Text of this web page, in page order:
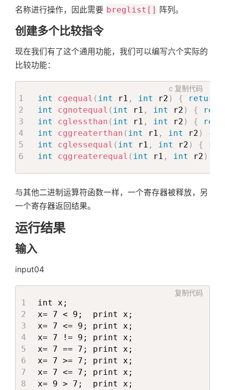
名称进行操作，因此需要 breglist[] 阵列。
创建多个比较指令
现在我们有了这个通用功能，我们可以编写六个实际的
比较功能：
c 复制代码
int cgequal ( int r1 , int r2 ) { return
int
cgnotequal ( int r1 , int r2 ) {
int
cglessthan ( int r1 , int r2 ) {
int
cggreaterthan ( int r1 , int r2 ) {
int
cglessequal ( int r1 , int r2 ) {
int
cggreaterequal ( int r1 , int r2 )
与其他二进制运算符函数一样，一个寄存器被释放，另
一个寄存器返回结果。
运行结果
输入
input04
复制代码
int x;
x= 7 < 9;  print x;
x= 7 <= 9; print x;
x= 7 != 9; print x;
x= 7 == 7; print x;
x= 7 >= 7; print x;
x= 7 <= 7; print x;
x= 9 > 7;  print x;